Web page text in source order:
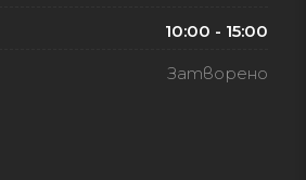
10:00 - 15:00
Затворено